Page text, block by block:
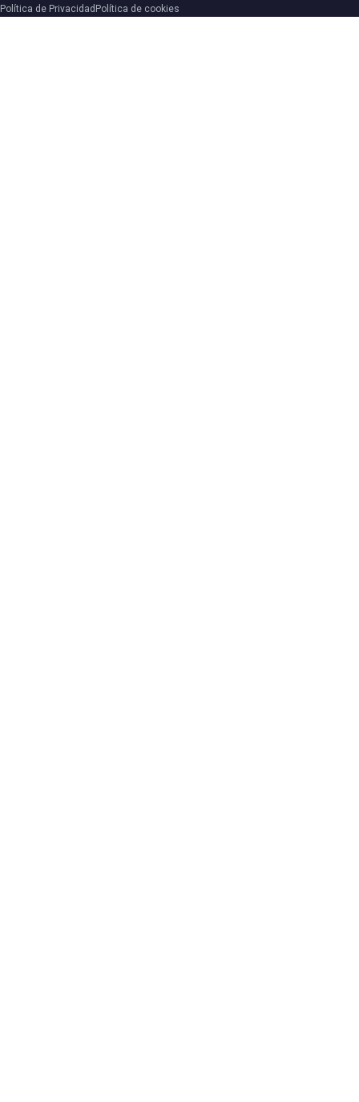
Política de Privacidad Política de cookies